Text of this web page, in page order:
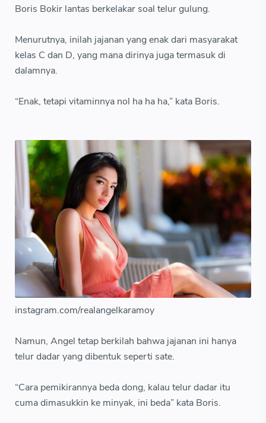
Boris Bokir lantas berkelakar soal telur gulung.
Menurutnya, inilah jajanan yang enak dari masyarakat
kelas C dan D, yang mana dirinya juga termasuk di
dalamnya.
“Enak, tetapi vitaminnya nol ha ha ha,” kata Boris.
instagram.com/realangelkaramoy
Namun, Angel tetap berkilah bahwa jajanan ini hanya
telur dadar yang dibentuk seperti sate.
“Cara pemikirannya beda dong, kalau telur dadar itu
cuma dimasukkin ke minyak, ini beda” kata Boris.